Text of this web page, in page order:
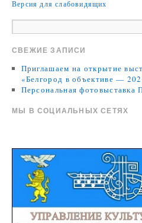
Версия для слабовидящих
СВЕЖИЕ ЗАПИСИ
Приглашаем на открытие
«Белгород в объективе —
Персональная фотовыставка
МЫ В СОЦИАЛЬНЫХ СЕТЯХ